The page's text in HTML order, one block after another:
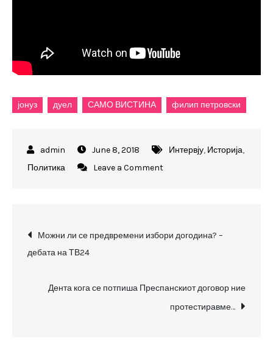
јонуз дуел САМО ВИСТИНА филип петровски
June 8, 2018 Интервју, Историја,
Политика
Leave a Comment
напушти
со
Филип
Post
navigation
Можни ли се предвремени избори догодина? –
дебата на ТВ24
Дента кога се потпиша Преспанскиот договор ние
протестиравме…